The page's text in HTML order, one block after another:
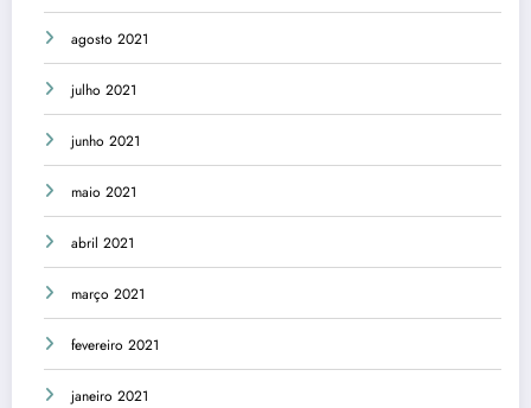
agosto 2021
julho 2021
junho 2021
maio 2021
abril 2021
março 2021
fevereiro 2021
janeiro 2021